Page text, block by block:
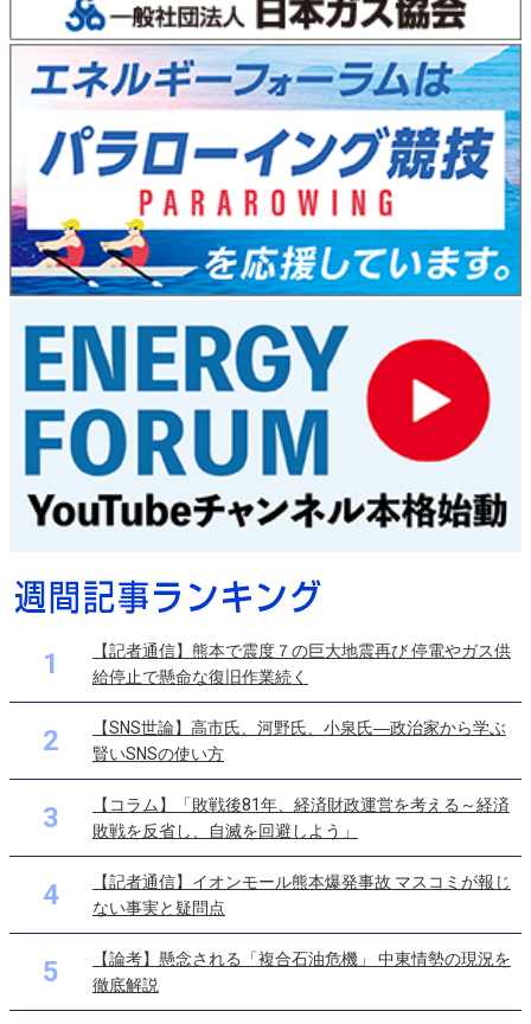
1
【記者通信】熊本で震度７の巨大地震再び 停電やガス供
給停止で懸命な復旧作業続く
2
【SNS世論】高市氏、河野氏、小泉氏―政治家から学ぶ
賢いSNSの使い方
3
【コラム】「敗戦後81年、経済財政運営を考える～経済
敗戦を反省し、自滅を回避しよう」
4
【記者通信】イオンモール熊本爆発事故 マスコミが報じ
ない事実と疑問点
5
【論考】懸念される「複合石油危機」 中東情勢の現況を
徹底解説